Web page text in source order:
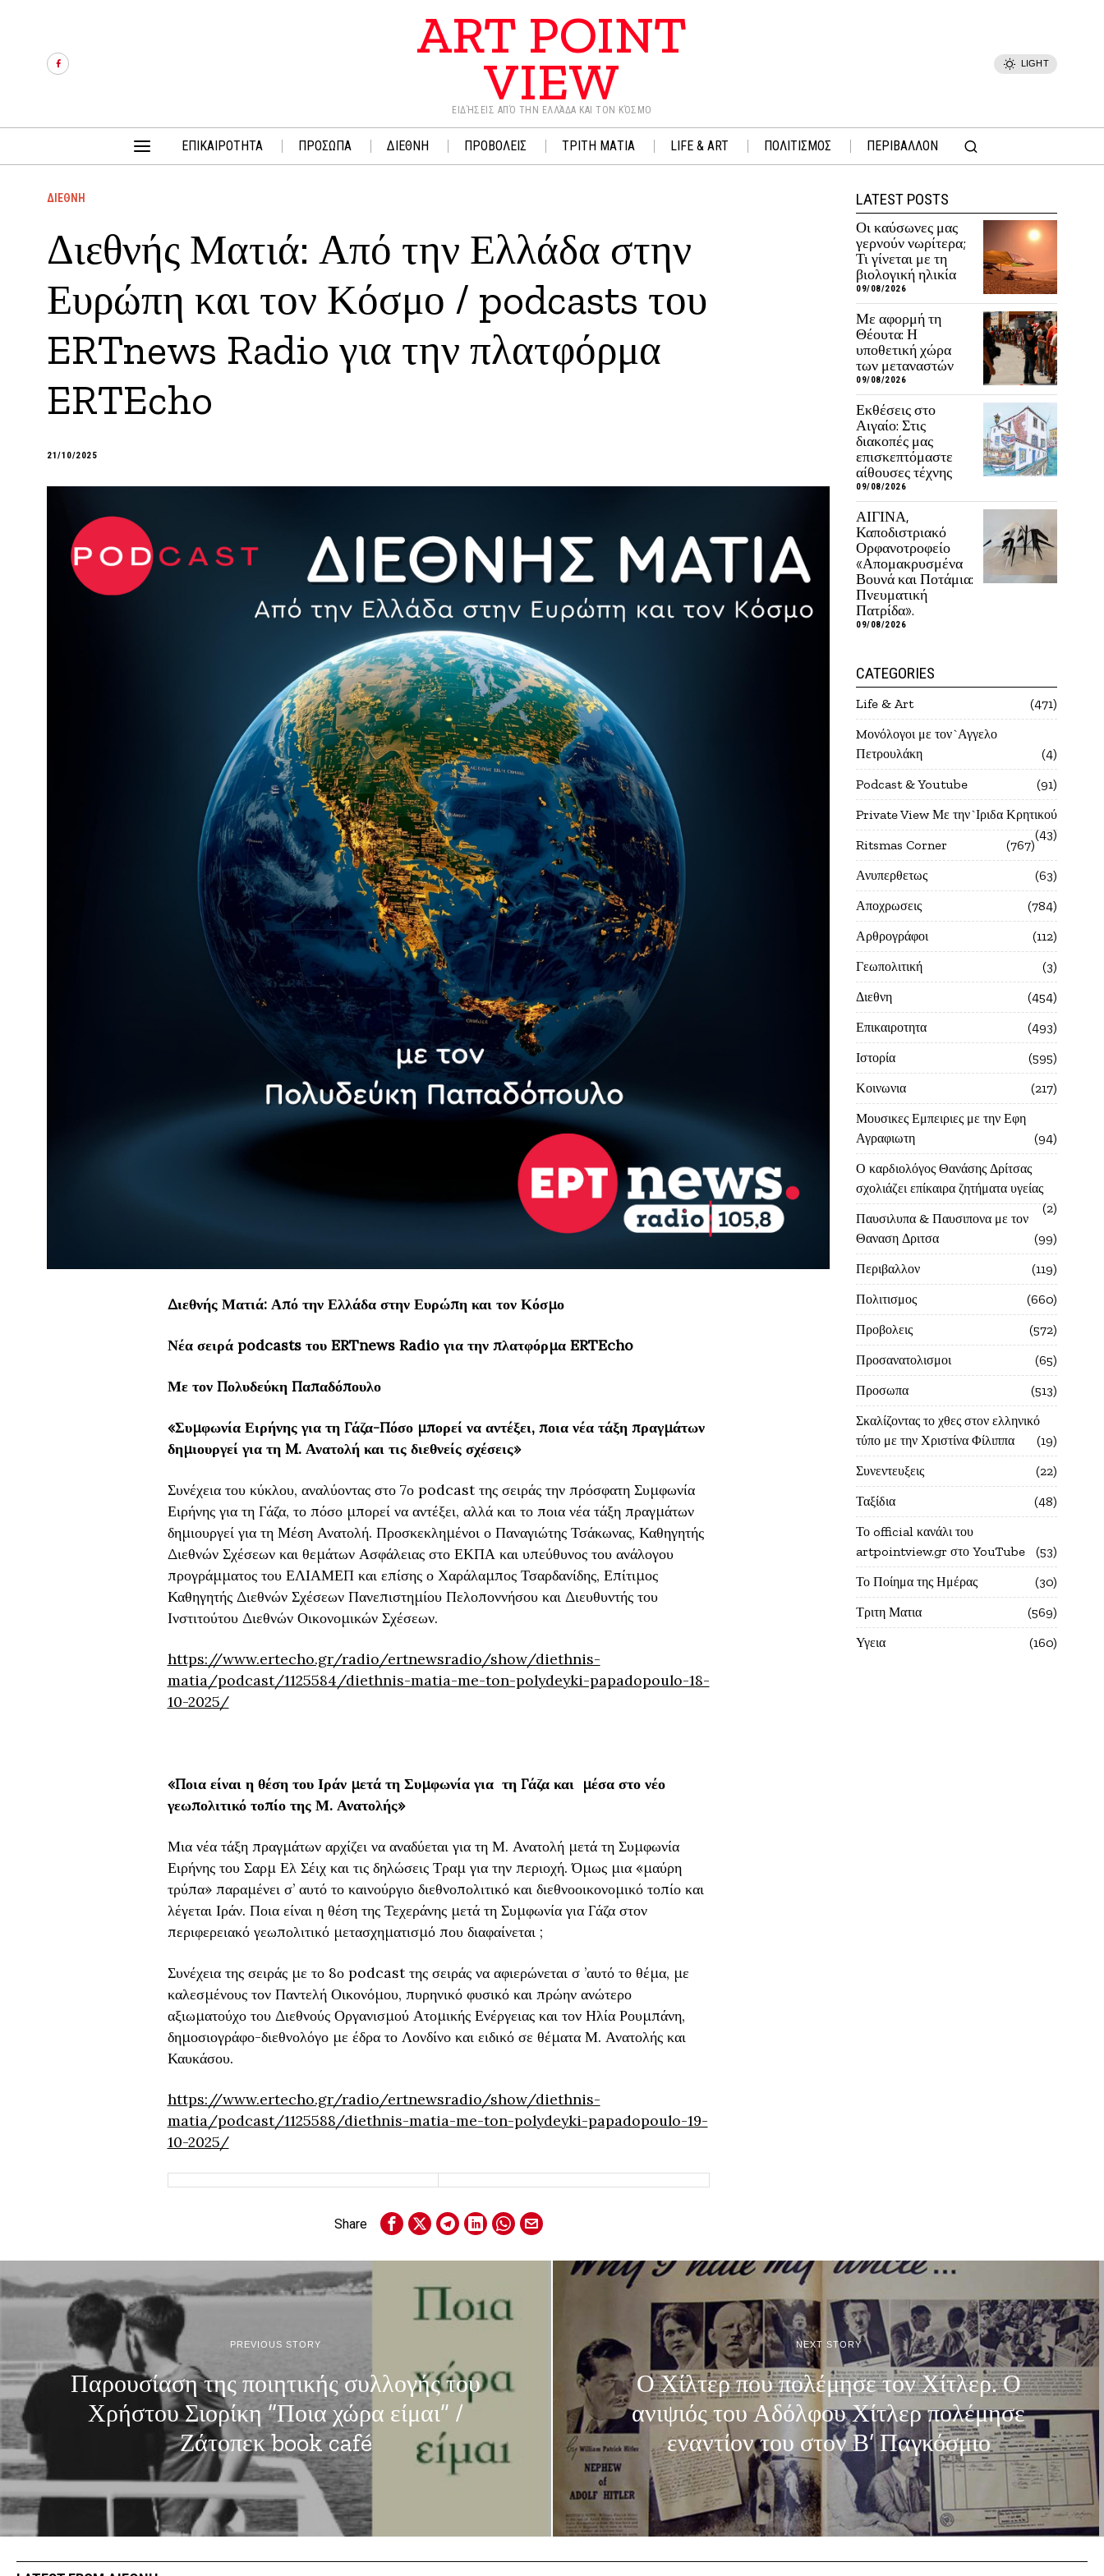
ART POINT
VIEW
ΕΙΔΉΣΕΙΣ ΑΠΌ ΤΗΝ ΕΛΛΆΔΑ ΚΑΙ ΤΟΝ ΚΌΣΜΟ
LIGHT
ΕΠΙΚΑΙΡΟΤΗΤΑ ΠΡΟΣΩΠΑ ΔΙΕΘΝΗ ΠΡΟΒΟΛΕΙΣ ΤΡΙΤΗ ΜΑΤΙΑ LIFE & ART ΠΟΛΙΤΙΣΜΟΣ ΠΕΡΙΒΑΛΛΟΝ
ΔΙΕΘΝΗ
Διεθνής Ματιά: Από την Ελλάδα στην
Ευρώπη και τον Κόσμο / podcasts του
ERTnews Radio για την πλατφόρμα
ERTEcho
21/10/2025
Διεθνής Ματιά: Από την Ελλάδα στην Ευρώπη και τον Κόσμο
Νέα σειρά podcasts του ERTnews Radio για την πλατφόρμα ERTEcho
Με τον Πολυδεύκη Παπαδόπουλο
«Συμφωνία Ειρήνης για τη Γάζα-Πόσο μπορεί να αντέξει, ποια νέα τάξη πραγμάτων
δημιουργεί για τη M. Ανατολή και τις διεθνείς σχέσεις»
Συνέχεια του κύκλου, αναλύοντας στο 7ο podcast της σειράς την πρόσφατη Συμφωνία
Ειρήνης για τη Γάζα, το πόσο μπορεί να αντέξει, αλλά και το ποια νέα τάξη πραγμάτων
δημιουργεί για τη Μέση Ανατολή. Προσκεκλημένοι ο Παναγιώτης Τσάκωνας, Καθηγητής
Διεθνών Σχέσεων και θεμάτων Ασφάλειας στο ΕΚΠΑ και υπεύθυνος του ανάλογου
προγράμματος του ΕΛΙΑΜΕΠ και επίσης ο Χαράλαμπος Τσαρδανίδης, Επίτιμος
Καθηγητής Διεθνών Σχέσεων Πανεπιστημίου Πελοποννήσου και Διευθυντής του
Ινστιτούτου Διεθνών Οικονομικών Σχέσεων.
https://www.ertecho.gr/radio/ertnewsradio/show/diethnis-
matia/podcast/1125584/diethnis-matia-me-ton-polydeyki-papadopoulo-18-
10-2025/
«Ποια είναι η θέση του Ιράν μετά τη Συμφωνία για τη Γάζα και μέσα στο νέο
γεωπολιτικό τοπίο της Μ. Ανατολής»
Μια νέα τάξη πραγμάτων αρχίζει να αναδύεται για τη Μ. Ανατολή μετά τη Συμφωνία
Ειρήνης του Σαρμ Ελ Σέιχ και τις δηλώσεις Τραμ για την περιοχή. Όμως μια «μαύρη
τρύπα» παραμένει σ’ αυτό το καινούργιο διεθνοπολιτικό και διεθνοοικονομικό τοπίο και
λέγεται Ιράν. Ποια είναι η θέση της Τεχεράνης μετά τη Συμφωνία για Γάζα στον
περιφερειακό γεωπολιτικό μετασχηματισμό που διαφαίνεται ;
Συνέχεια της σειράς με το 8ο podcast της σειράς να αφιερώνεται σ ’αυτό το θέμα, με
καλεσμένους τον Παντελή Οικονόμου, πυρηνικό φυσικό και πρώην ανώτερο
αξιωματούχο του Διεθνούς Οργανισμού Ατομικής Ενέργειας και τον Ηλία Ρουμπάνη,
δημοσιογράφο-διεθνολόγο με έδρα το Λονδίνο και ειδικό σε θέματα Μ. Ανατολής και
Καυκάσου.
https://www.ertecho.gr/radio/ertnewsradio/show/diethnis-
matia/podcast/1125588/diethnis-matia-me-ton-polydeyki-papadopoulo-19-
10-2025/
Share
LATEST POSTS
Οι καύσωνες μας
γερνούν νωρίτερα;
Τι γίνεται με τη
βιολογική ηλικία
09/08/2026
Με αφορμή τη
Θέουτα: Η
υποθετική χώρα
των μεταναστών
09/08/2026
Εκθέσεις στο
Αιγαίο: Στις
διακοπές μας
επισκεπτόμαστε
αίθουσες τέχνης
09/08/2026
ΑΙΓΙΝΑ,
Καποδιστριακό
Ορφανοτροφείο
«Απομακρυσμένα
Βουνά και Ποτάμια:
Πνευματική
Πατρίδα».
09/08/2026
CATEGORIES
Life & Art
471
Mονόλογοι με τον`Αγγελο
Πετρουλάκη
4
Podcast & Youtube
91
Private View Με την`Ιριδα Κρητικού
43
Ritsmas Corner
767
Ανυπερθετως
63
Αποχρωσεις
784
Αρθρογράφοι
112
Γεωπολιτική
3
Διεθνη
454
Επικαιροτητα
493
Ιστορία
595
Κοινωνια
217
Μουσικες Εμπειριες με την Εφη
Αγραφιωτη
94
Ο καρδιολόγος Θανάσης Δρίτσας
σχολιάζει επίκαιρα ζητήματα υγείας
2
Παυσιλυπα & Παυσιπονα με τον
Θαναση Δριτσα
99
Περιβαλλον
119
Πολιτισμος
660
Προβολεις
572
Προσανατολισμοι
65
Προσωπα
513
Σκαλίζοντας το χθες στον ελληνικό
τύπο με την Χριστίνα Φίλιππα
19
Συνεντευξεις
22
Ταξίδια
48
Το official κανάλι του
artpointview.gr στο YouTube
53
Το Ποίημα της Ημέρας
30
Τριτη Ματια
569
Υγεια
160
PREVIOUS STORY
Παρουσίαση της ποιητικής συλλογής του
Χρήστου Σιορίκη “Ποια χώρα είμαι” /
Ζάτοπεκ book café
NEXT STORY
Ο Χίλτερ που πολέμησε τον Χίτλερ. Ο
ανιψιός του Αδόλφου Χίτλερ πολέμησε
εναντίον του στον Β’ Παγκόσμιο